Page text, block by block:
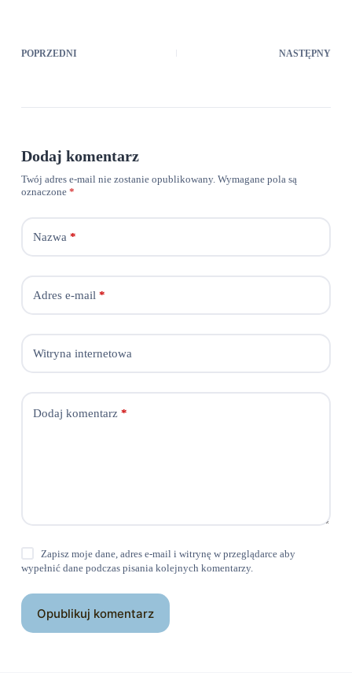
POPRZEDNI NASTĘPNY
Dodaj komentarz
Twój adres e-mail nie zostanie opublikowany. Wymagane pola są
oznaczone *
Nazwa *
Adres e-mail *
Witryna internetowa
Dodaj komentarz*
Zapisz moje dane, adres e-mail i witrynę w przeglądarce aby
wypełnić dane podczas pisania kolejnych komentarzy.
Opublikuj komentarz